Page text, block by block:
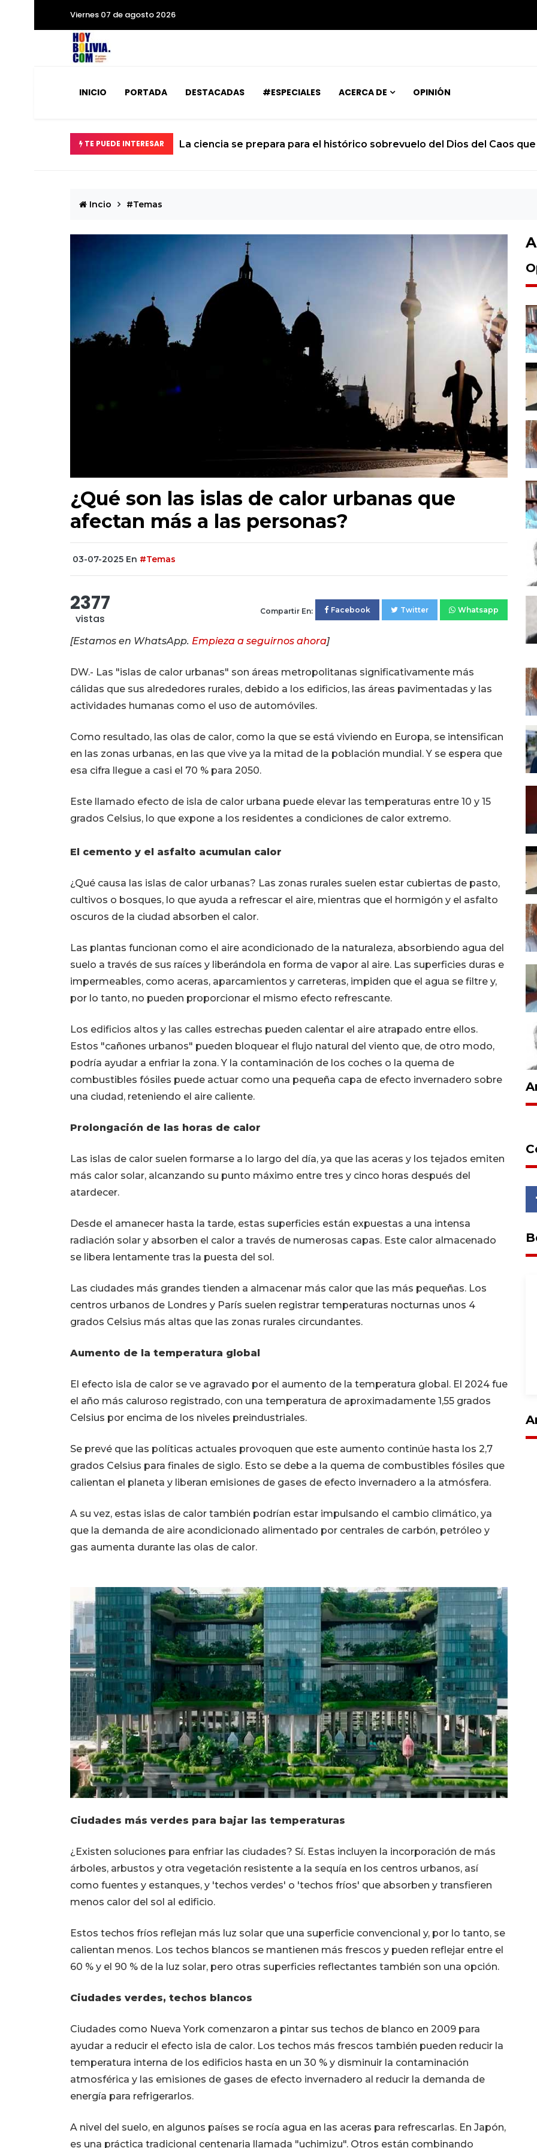
Viernes 07 de agosto 2026
INICIO PORTADA DESTACADAS #ESPECIALES ACERCA DE OPINIÓN
TE PUEDE INTERESAR El calvario de un joven atrapado en el cuerpo de un niño de 12 años
Incio #Temas
¿Qué son las islas de calor urbanas que
afectan más a las personas?
03-07-2025 En #Temas
2377
vistas
Compartir En: Facebook Twitter Whatsapp
[Estamos en WhatsApp. Empieza a seguirnos ahora]
DW.- Las "islas de calor urbanas" son áreas metropolitanas significativamente más
cálidas que sus alrededores rurales, debido a los edificios, las áreas pavimentadas y las
actividades humanas como el uso de automóviles.
Como resultado, las olas de calor, como la que se está viviendo en Europa, se intensifican
en las zonas urbanas, en las que vive ya la mitad de la población mundial. Y se espera que
esa cifra llegue a casi el 70 % para 2050.
Este llamado efecto de isla de calor urbana puede elevar las temperaturas entre 10 y 15
grados Celsius, lo que expone a los residentes a condiciones de calor extremo.
El cemento y el asfalto acumulan calor
¿Qué causa las islas de calor urbanas? Las zonas rurales suelen estar cubiertas de pasto,
cultivos o bosques, lo que ayuda a refrescar el aire, mientras que el hormigón y el asfalto
oscuros de la ciudad absorben el calor.
Las plantas funcionan como el aire acondicionado de la naturaleza, absorbiendo agua del
suelo a través de sus raíces y liberándola en forma de vapor al aire. Las superficies duras e
impermeables, como aceras, aparcamientos y carreteras, impiden que el agua se filtre y,
por lo tanto, no pueden proporcionar el mismo efecto refrescante.
Los edificios altos y las calles estrechas pueden calentar el aire atrapado entre ellos.
Estos "cañones urbanos" pueden bloquear el flujo natural del viento que, de otro modo,
podría ayudar a enfriar la zona. Y la contaminación de los coches o la quema de
combustibles fósiles puede actuar como una pequeña capa de efecto invernadero sobre
una ciudad, reteniendo el aire caliente.
Prolongación de las horas de calor
Las islas de calor suelen formarse a lo largo del día, ya que las aceras y los tejados emiten
más calor solar, alcanzando su punto máximo entre tres y cinco horas después del
atardecer.
Desde el amanecer hasta la tarde, estas superficies están expuestas a una intensa
radiación solar y absorben el calor a través de numerosas capas. Este calor almacenado
se libera lentamente tras la puesta del sol.
Las ciudades más grandes tienden a almacenar más calor que las más pequeñas. Los
centros urbanos de Londres y París suelen registrar temperaturas nocturnas unos 4
grados Celsius más altas que las zonas rurales circundantes.
Aumento de la temperatura global
El efecto isla de calor se ve agravado por el aumento de la temperatura global. El 2024 fue
el año más caluroso registrado, con una temperatura de aproximadamente 1,55 grados
Celsius por encima de los niveles preindustriales.
Se prevé que las políticas actuales provoquen que este aumento continúe hasta los 2,7
grados Celsius para finales de siglo. Esto se debe a la quema de combustibles fósiles que
calientan el planeta y liberan emisiones de gases de efecto invernadero a la atmósfera.
A su vez, estas islas de calor también podrían estar impulsando el cambio climático, ya
que la demanda de aire acondicionado alimentado por centrales de carbón, petróleo y
gas aumenta durante las olas de calor.
Ciudades más verdes para bajar las temperaturas
¿Existen soluciones para enfriar las ciudades? Sí. Estas incluyen la incorporación de más
árboles, arbustos y otra vegetación resistente a la sequía en los centros urbanos, así
como fuentes y estanques, y 'techos verdes' o 'techos fríos' que absorben y transfieren
menos calor del sol al edificio.
Estos techos fríos reflejan más luz solar que una superficie convencional y, por lo tanto, se
calientan menos. Los techos blancos se mantienen más frescos y pueden reflejar entre el
60 % y el 90 % de la luz solar, pero otras superficies reflectantes también son una opción.
Ciudades verdes, techos blancos
Ciudades como Nueva York comenzaron a pintar sus techos de blanco en 2009 para
ayudar a reducir el efecto isla de calor. Los techos más frescos también pueden reducir la
temperatura interna de los edificios hasta en un 30 % y disminuir la contaminación
atmosférica y las emisiones de gases de efecto invernadero al reducir la demanda de
energía para refrigerarlos.
A nivel del suelo, en algunos países se rocía agua en las aceras para refrescarlas. En Japón,
es una práctica tradicional centenaria llamada "uchimizu". Otros están combinando